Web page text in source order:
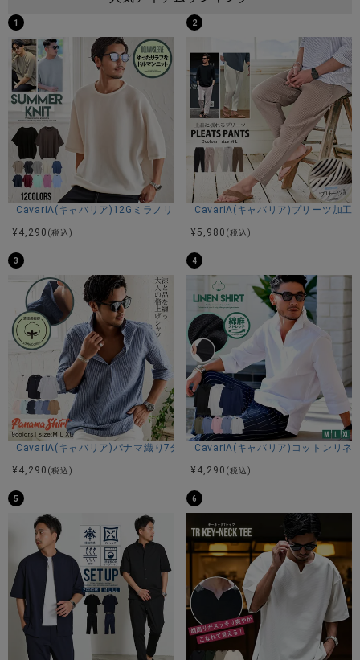
1
CavariA(キャバリア)12Gミラノリブクルーネックドルマンハーフスリー
¥ 4,290 (税込)
2
CavariA(キャバリア)プリーツ加工
¥ 5,980 (税込)
3
CavariA(キャバリア)パナマ織り7分袖カプリシャツ/全9色
¥ 4,290 (税込)
4
CavariA(キャバリア)コットンリネ
¥ 4,290 (税込)
5 6